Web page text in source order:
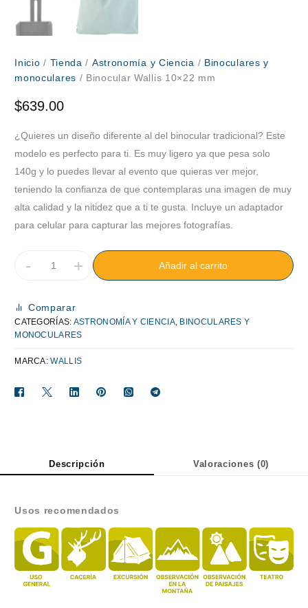
Inicio / Tienda / Astronomía y Ciencia / Binoculares y
monoculares / Binocular Wallis 10×22 mm
$639.00
¿Quieres un diseño diferente al del binocular tradicional? Este
modelo es perfecto para ti. Es muy ligero ya que pesa solo
140g y lo puedes llevar al evento que quieras ver mejor,
teniendo la confianza de que contemplaras una imagen de muy
alta calidad y la nitidez que a ti te gusta. Incluye un adaptador
para celular para capturar las mejores fotografías.
+
- Añadir al carrito
Comparar
CATEGORÍAS: ASTRONOMÍA Y CIENCIA, BINOCULARES Y
MONOCULARES
MARCA:WALLIS
Descripción Valoraciones (0)
Usos recomendados